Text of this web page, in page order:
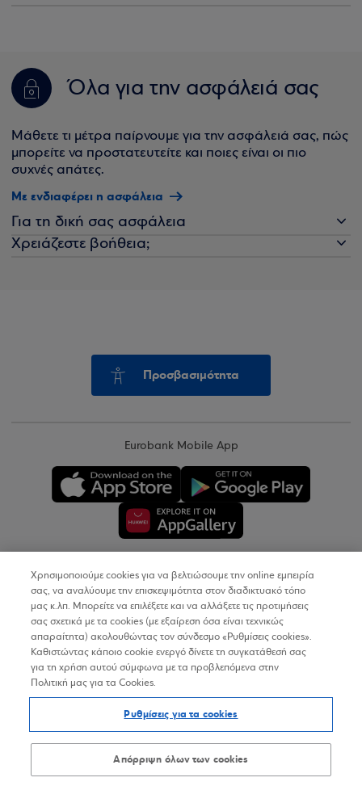
Όλα για την ασφάλειά σας
Μάθετε τι μέτρα παίρνουμε για την ασφάλειά σας, πώς
μπορείτε να προστατευτείτε και ποιες είναι οι πιο
συχνές απάτες.
Με ενδιαφέρει η ασφάλεια
Για τη δική σας ασφάλεια
Χρειάζεστε βοήθεια;
Προσβασιμότητα
Eurobank Mobile App
Copyright © 2026
Όροι Χρήσης
Προσωπικά Δεδομένα στον Διαδικτυακό Τόπο
Δήλωση Προσβασιμότητας
Sitemap
Χρησιμοποιούμε cookies για να βελτιώσουμε την online εμπειρία
σας, να αναλύουμε την επισκεψιμότητα στον διαδικτυακό τόπο
μας κ.λπ. Μπορείτε να επιλέξετε και να αλλάξετε τις προτιμήσεις
σας σχετικά με τα cookies (με εξαίρεση όσα είναι τεχνικώς
απαραίτητα) ακολουθώντας τον σύνδεσμο «Ρυθμίσεις cookies».
Καθιστώντας κάποιο cookie ενεργό δίνετε τη συγκατάθεσή σας
για τη χρήση αυτού σύμφωνα με τα προβλεπόμενα στην
Πολιτική μας για τα Cookies.
Ρυθμίσεις για τα cookies
Απόρριψη όλων των cookies